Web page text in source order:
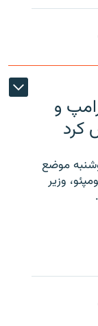
و
کرد
موضع
وزیر